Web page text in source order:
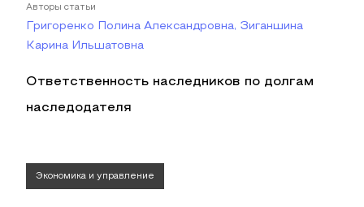
Авторы статьи
Григоренко Полина Александровна, Зиганшина
Карина Ильшатовна
Ответственность наследников по долгам
наследодателя
Экономика и управление